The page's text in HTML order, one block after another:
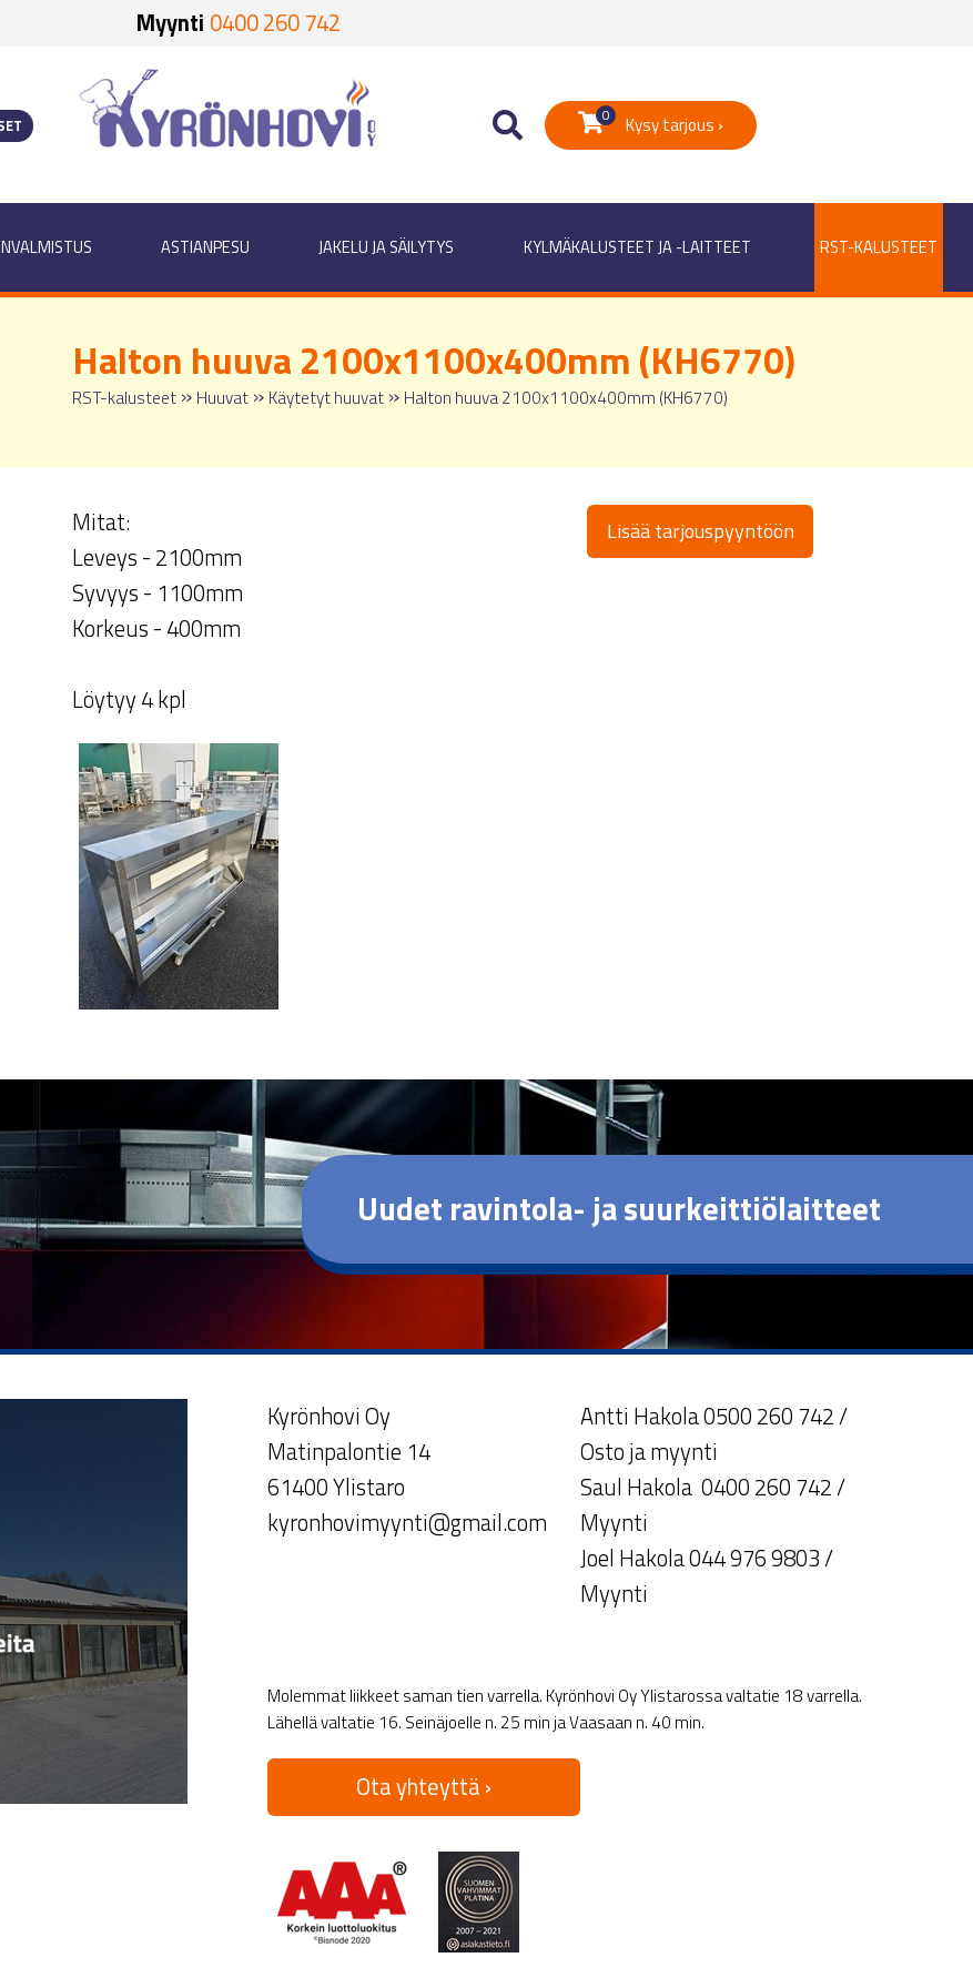
Myynti 0400 260 742
0 Kysy tarjous ›
ASTIANPESU JAKELU JA SÄILYTYS KYLMÄKALUSTEET JA -LAITTEET RST-KALUSTEET
Halton huuva 2100x1100x400mm (KH6770)
RST-kalusteet » Huuvat » Käytetyt huuvat » Halton huuva 2100x1100x400mm (KH6770)
Mitat:
Leveys - 2100mm
Syvyys - 1100mm
Korkeus - 400mm
Löytyy 4 kpl
Lisää tarjouspyyntöön
Uudet ravintola- ja suurkeittiölaitteet
Kyrönhovi Oy
Matinpalontie 14
61400 Ylistaro
kyronhovimyynti@gmail.com
Antti Hakola 0500 260 742 /
Osto ja myynti
Saul Hakola 0400 260 742 /
Myynti
Joel Hakola 044 976 9803 /
Myynti
Molemmat liikkeet saman tien varrella. Kyrönhovi Oy Ylistarossa valtatie 18 varrella.
Lähellä valtatie 16. Seinäjoelle n. 25 min ja Vaasaan n. 40 min.
Ota yhteyttä ›